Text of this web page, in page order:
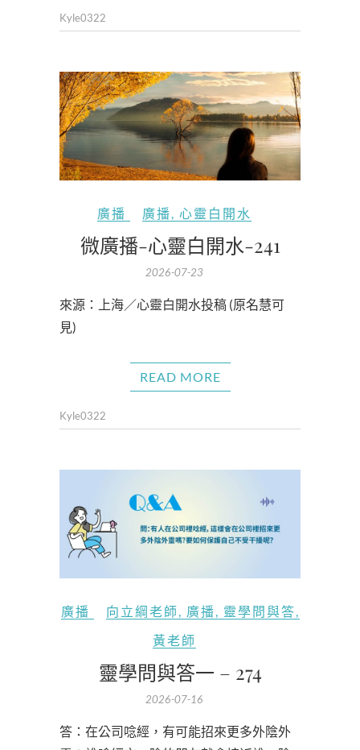
Kyle0322
廣播 廣播, 心靈白開水
微廣播-心靈白開水-241
2026-07-23
來源：上海／心靈白開水投稿 (原名慧可
見)
READ MORE
Kyle0322
廣播 向立綱老師, 廣播, 靈學問與答,
黃老師
靈學問與答一 – 274
2026-07-16
答：在公司唸經，有可能招來更多外陰外